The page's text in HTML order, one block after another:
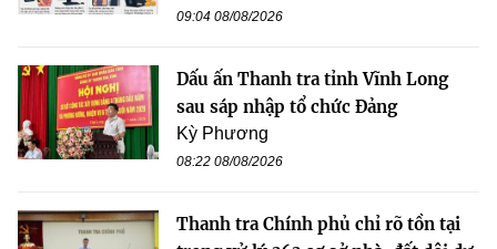
09:04 08/08/2026
Dấu ấn Thanh tra tỉnh Vĩnh Long
sau sáp nhập tổ chức Đảng
Kỳ Phương
08:22 08/08/2026
Thanh tra Chính phủ chỉ rõ tồn tại